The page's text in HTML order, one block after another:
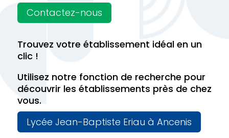
Contactez-nous
Trouvez votre établissement idéal en un
clic !
Utilisez notre fonction de recherche pour
découvrir les établissements près de chez
vous.
Lycée Jean-Baptiste Eriau à Ancenis